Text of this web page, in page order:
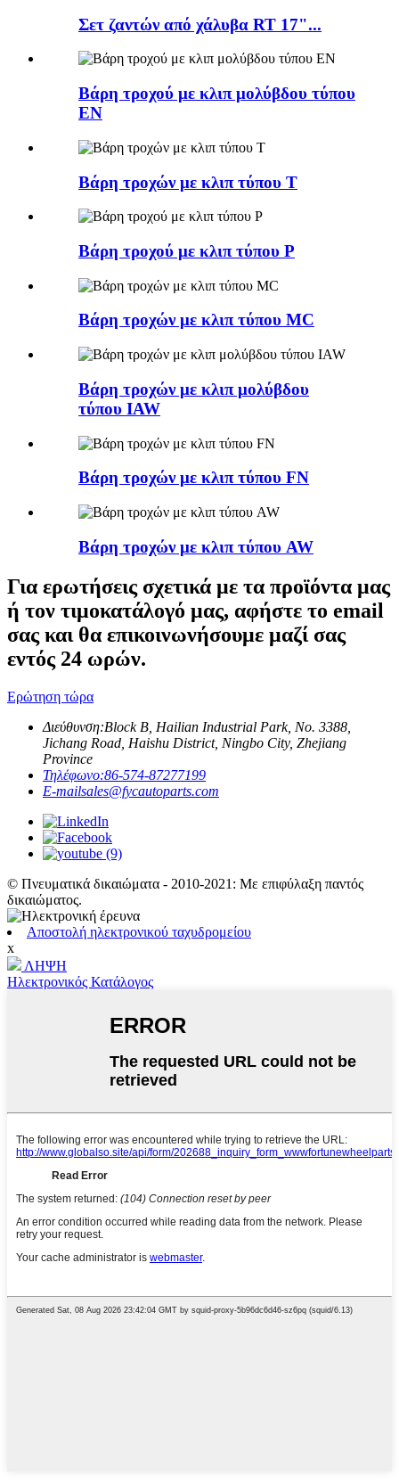
Σετ ζαντών από χάλυβα RT 17"...
Βάρη τροχού με κλιπ μολύβδου τύπου
EN
Βάρη τροχών με κλιπ τύπου T
Βάρη τροχού με κλιπ τύπου P
Βάρη τροχών με κλιπ τύπου MC
Βάρη τροχών με κλιπ μολύβδου
τύπου IAW
Βάρη τροχών με κλιπ τύπου FN
Βάρη τροχών με κλιπ τύπου AW
Για ερωτήσεις σχετικά με τα προϊόντα μας
ή τον τιμοκατάλογό μας, αφήστε το email
σας και θα επικοινωνήσουμε μαζί σας
εντός 24 ωρών.
Ερώτηση τώρα
Διεύθυνση:Block B, Hailian Industrial Park, No. 3388,
Jichang Road, Haishu District, Ningbo City, Zhejiang
Province
Τηλέφωνο:86-574-87277199
E-mailsales@fycautoparts.com
© Πνευματικά δικαιώματα - 2010-2021: Με επιφύλαξη παντός
δικαιώματος.
Αποστολή ηλεκτρονικού ταχυδρομείου
x
ΛΗΨΗ
Ηλεκτρονικός Κατάλογος